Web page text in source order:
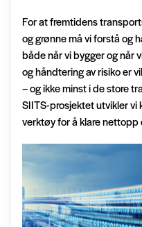
For at fremtidens
og grønne må vi forstå og
både når vi bygger og når
og håndtering av risiko er
– og ikke minst i de store
SIITS-prosjektet utvikler vi
verktøy for å klare nettopp